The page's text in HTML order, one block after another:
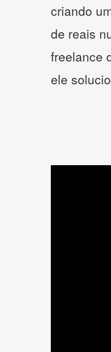
criando
de reais
freelance
ele